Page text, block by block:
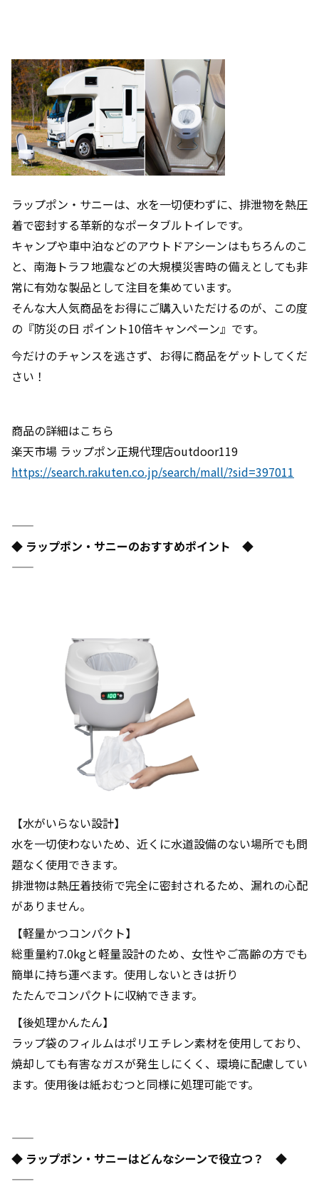
ラップポン・サニーは、水を一切使わずに、排泄物を熱圧
着で密封する革新的なポータブルトイレです。
キャンプや車中泊などのアウトドアシーンはもちろんのこ
と、南海トラフ地震などの大規模災害時の備えとしても非
常に有効な製品として注目を集めています。
そんな大人気商品をお得にご購入いただけるのが、この度
の『防災の日 ポイント10倍キャンペーン』です。
今だけのチャンスを逃さず、お得に商品をゲットしてくだ
さい！
商品の詳細はこちら
楽天市場 ラップポン正規代理店outdoor119
https://search.rakuten.co.jp/search/mall/?sid=397011
―――――――――――――――――――――――――――――――――――
◆ ラップポン・サニーのおすすめポイント ◆
―――――――――――――――――――――――――――――――――――
【水がいらない設計】
水を一切使わないため、近くに水道設備のない場所でも問
題なく使用できます。
排泄物は熱圧着技術で完全に密封されるため、漏れの心配
がありません。
【軽量かつコンパクト】
総重量約7.0kgと軽量設計のため、女性やご高齢の方でも
簡単に持ち運べます。使用しないときは折り
たたんでコンパクトに収納できます。
【後処理かんたん】
ラップ袋のフィルムはポリエチレン素材を使用しており、
焼却しても有害なガスが発生しにくく、環境に配慮してい
ます。使用後は紙おむつと同様に処理可能です。
―――――――――――――――――――――――――――――――――――
◆ ラップポン・サニーはどんなシーンで役立つ？ ◆
―――――――――――――――――――――――――――――――――――